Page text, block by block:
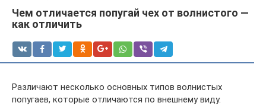
Чем отличается попугай чех от волнистого —
как отличить
Различают несколько основных типов волнистых
попугаев, которые отличаются по внешнему виду.